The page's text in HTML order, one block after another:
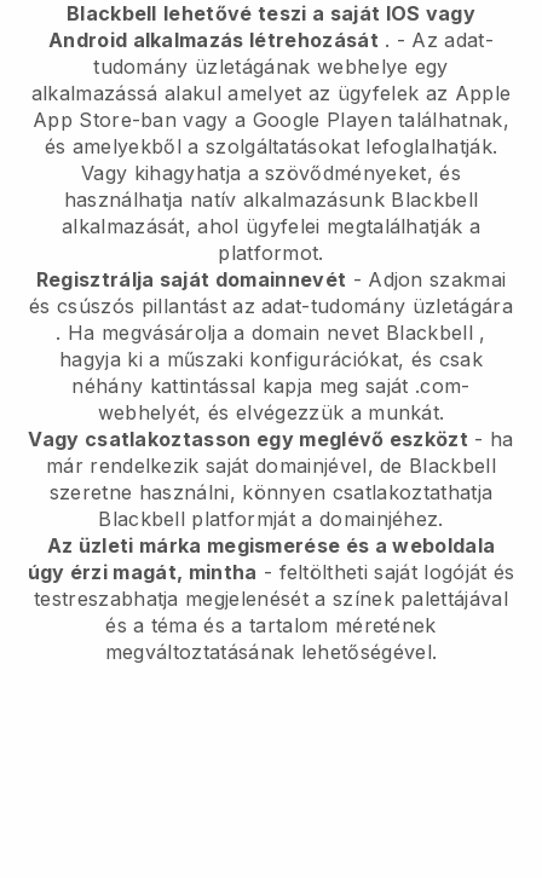
Blackbell lehetővé teszi a saját IOS vagy
Android alkalmazás létrehozását . - Az adat-
tudomány üzletágának webhelye egy
alkalmazássá alakul amelyet az ügyfelek az Apple
App Store-ban vagy a Google Playen találhatnak,
és amelyekből a szolgáltatásokat lefoglalhatják.
Vagy kihagyhatja a szövődményeket, és
használhatja natív alkalmazásunk Blackbell
alkalmazását, ahol ügyfelei megtalálhatják a
platformot.
Regisztrálja saját domainnevét - Adjon szakmai
és csúszós pillantást az adat-tudomány üzletágára
. Ha megvásárolja a domain nevet Blackbell ,
hagyja ki a műszaki konfigurációkat, és csak
néhány kattintással kapja meg saját .com-
webhelyét, és elvégezzük a munkát.
Vagy csatlakoztasson egy meglévő eszközt - ha
már rendelkezik saját domainjével, de Blackbell
szeretne használni, könnyen csatlakoztathatja
Blackbell platformját a domainjéhez.
Az üzleti márka megismerése és a weboldala
úgy érzi magát, mintha - feltöltheti saját logóját és
testreszabhatja megjelenését a színek palettájával
és a téma és a tartalom méretének
megváltoztatásának lehetőségével.